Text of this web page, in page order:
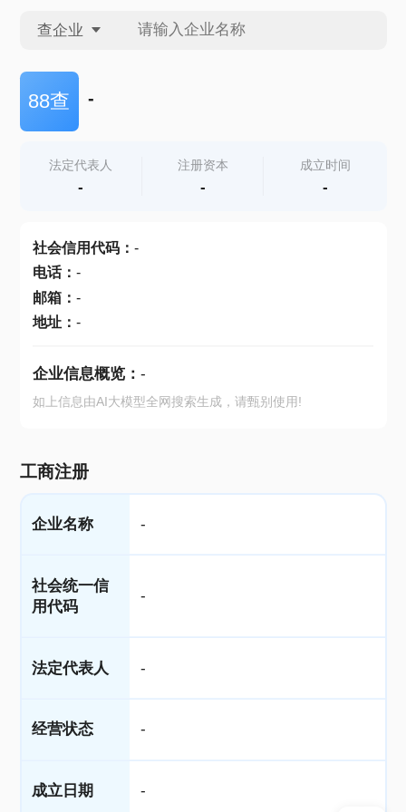
查企业
查企业
查产地
88查 -
法定代表人
-
注册资本
-
成立时间
-
社会信用代码： -
电话： -
邮箱： -
地址： -
企业信息概览： -
如上信息由AI大模型全网搜索生成，请甄别使用!
工商注册
企业名称 -
社会统一信
用代码
-
法定代表人 -
经营状态 -
成立日期 -